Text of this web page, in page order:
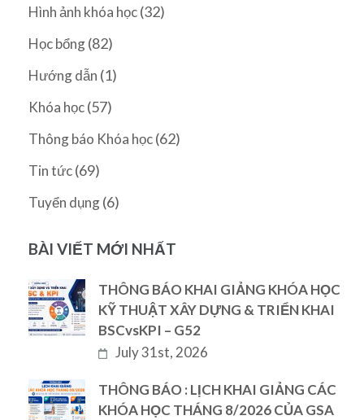
Hình ảnh khóa học(32)
Học bổng(82)
Hướng dẫn (1)
Khóa học(57)
Thông báo Khóa học(62)
Tin tức(69)
Tuyển dụng(6)
BÀI VIẾT MỚI NHẤT
THÔNG BÁO KHAI GIẢNG KHÓA HỌC
KỸ THUẬT XÂY DỰNG & TRIỂN KHAI
BSCvsKPI – G52
July 31st, 2026
THÔNG BÁO : LỊCH KHAI GIẢNG CÁC
KHÓA HỌC THÁNG 8/2026 CỦA GSA